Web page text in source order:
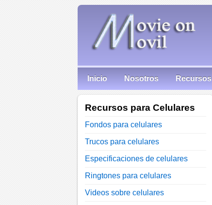
Inicio Nosotros Recursos
Recursos para Celulares
Fondos para celulares
Trucos para celulares
Especificaciones de celulares
Ringtones para celulares
Videos sobre celulares